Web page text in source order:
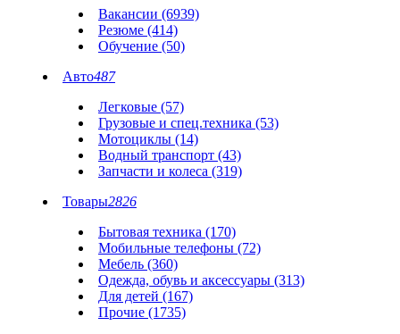
Вакансии (6939)
Резюме (414)
Обучение (50)
Авто487
Легковые (57)
Грузовые и спец.техника (53)
Мотоциклы (14)
Водный транспорт (43)
Запчасти и колеса (319)
Товары2826
Бытовая техника (170)
Мобильные телефоны (72)
Мебель (360)
Одежда, обувь и аксессуары (313)
Для детей (167)
Прочие (1735)